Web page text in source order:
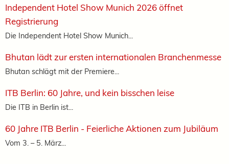
Independent Hotel Show Munich 2026 öffnet
Registrierung
Die Independent Hotel Show Munich...
Bhutan lädt zur ersten internationalen Branchenmesse
Bhutan schlägt mit der Premiere...
ITB Berlin: 60 Jahre, und kein bisschen leise
Die ITB in Berlin ist...
60 Jahre ITB Berlin - Feierliche Aktionen zum Jubiläum
Vom 3. – 5. März...